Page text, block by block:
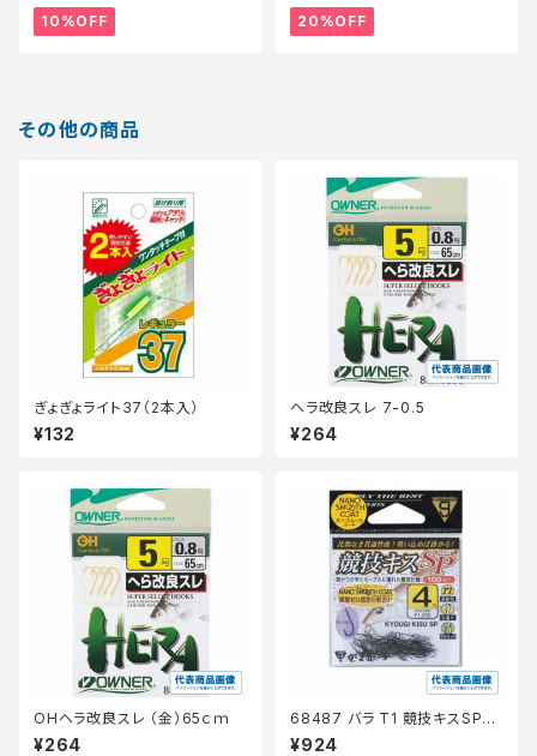
10%OFF 20%OFF
その他の商品
ぎょぎょライト37（2本入）
¥132
ヘラ改良スレ 7-0.5
¥264
OHヘラ改良スレ （金）65ｃｍ
¥264
68487 バラ T1 競技キスSP
【継続セール_仕掛】
¥924